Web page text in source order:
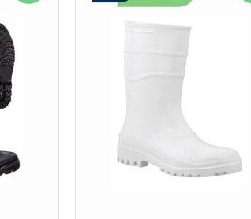
projetado para proteger os pés do
bota oferece impermeabilidade,
ao caminhar, evitando escorregões e
única de PVC, borracha nitrílica e
em comparação com o PVC tradicional.
laticínios, restaurantes
categorias de Bota de Segurança